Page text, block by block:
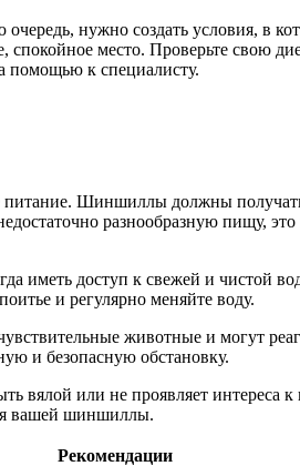
нужно создать условия, в
место. Проверьте свою
помощью к специалисту.
Шиншиллы должны
разнообразную пищу,
доступ к свежей и чистой
и регулярно меняйте воду.
животные и могут
и безопасную обстановку.
или не проявляет интереса к
вашей шиншиллы.
Рекомендации